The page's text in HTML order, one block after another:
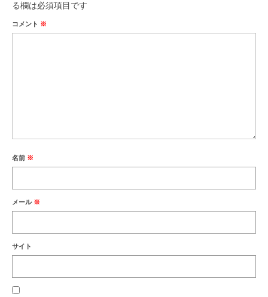
る欄は必須項目です
コメント ※
名前 ※
メール ※
サイト